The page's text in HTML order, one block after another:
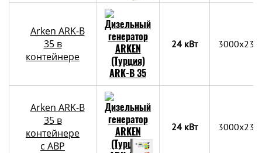
Arken ARK-B
35 в
контейнере
24 кВт
Arken ARK-B
35 в
контейнере
c АВР
24 кВт